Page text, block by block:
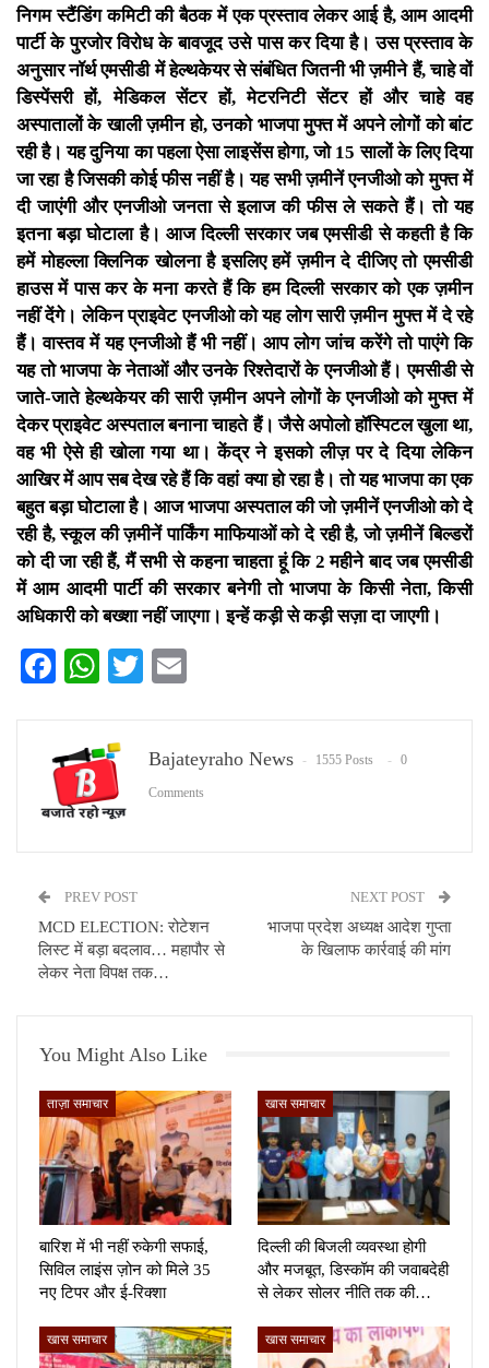
निगम स्टैंडिंग कमिटी की बैठक में एक प्रस्ताव लेकर आई है, आम आदमी
पार्टी के पुरजोर विरोध के बावजूद उसे पास कर दिया है। उस प्रस्ताव के
अनुसार नॉर्थ एमसीडी में हेल्थकेयर से संबंधित जितनी भी ज़मीने हैं, चाहे वों
डिस्पेंसरी हों, मेडिकल सेंटर हों, मेटरनिटी सेंटर हों और चाहे वह
अस्पातालों के खाली ज़मीन हो, उनको भाजपा मुफ्त में अपने लोगों को बांट
रही है। यह दुनिया का पहला ऐसा लाइसेंस होगा, जो 15 सालों के लिए दिया
जा रहा है जिसकी कोई फीस नहीं है। यह सभी ज़मीनें एनजीओ को मुफ्त में
दी जाएंगी और एनजीओ जनता से इलाज की फीस ले सकते हैं। तो यह
इतना बड़ा घोटाला है। आज दिल्ली सरकार जब एमसीडी से कहती है कि
हमें मोहल्ला क्लिनिक खोलना है इसलिए हमें ज़मीन दे दीजिए तो एमसीडी
हाउस में पास कर के मना करते हैं कि हम दिल्ली सरकार को एक ज़मीन
नहीं देंगे। लेकिन प्राइवेट एनजीओ को यह लोग सारी ज़मीन मुफ्त में दे रहे
हैं। वास्तव में यह एनजीओ हैं भी नहीं। आप लोग जांच करेंगे तो पाएंगे कि
यह तो भाजपा के नेताओं और उनके रिश्तेदारों के एनजीओ हैं। एमसीडी से
जाते-जाते हेल्थकेयर की सारी ज़मीन अपने लोगों के एनजीओ को मुफ्त में
देकर प्राइवेट अस्पताल बनाना चाहते हैं। जैसे अपोलो हॉस्पिटल खुला था,
वह भी ऐसे ही खोला गया था। केंद्र ने इसको लीज़ पर दे दिया लेकिन
आखिर में आप सब देख रहे हैं कि वहां क्या हो रहा है।तो यह भाजपा का एक
बहुत बड़ा घोटाला है। आज भाजपा अस्पताल की जो ज़मीनें एनजीओ को दे
रही है, स्कूल की ज़मीनें पार्किंग माफियाओं को दे रही है, जो ज़मीनें बिल्डरों
को दी जा रही हैं, मैं सभी से कहना चाहता हूं कि 2 महीने बाद जब एमसीडी
में आम आदमी पार्टी की सरकार बनेगी तो भाजपा के किसी नेता, किसी
अधिकारी को बख्शा नहीं जाएगा। इन्हें कड़ी से कड़ी सज़ा दा जाएगी।
Facebook
WhatsApp
Twitter
Bajateyraho News 1555 Posts 0
Comments
PREV POST
MCD ELECTION: रोटेशन
लिस्ट में बड़ा बदलाव… महापौर से
लेकर नेता विपक्ष तक…
NEXT POST
भाजपा प्रदेश अध्यक्ष आदेश गुप्ता
के खिलाफ कार्रवाई की मांग
You Might Also Like
ताज़ा समाचार
बारिश में भी नहीं रुकेगी सफाई,
सिविल लाइंस ज़ोन को मिले 35
नए टिपर और ई-रिक्शा
खास समाचार
दिल्ली की बिजली व्यवस्था होगी
और मजबूत, डिस्कॉम की जवाबदेही
से लेकर सोलर नीति तक की…
खास समाचार खास समाचार